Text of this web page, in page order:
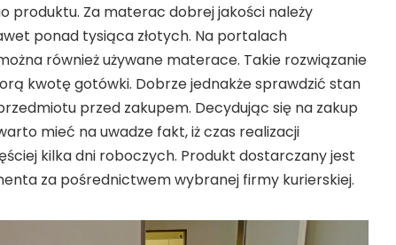
produktu. Za materac dobrej jakości należy
ponad tysiąca złotych. Na portalach
również używane materace. Takie rozwiązanie
kwotę gotówki. Dobrze jednakże sprawdzić stan
przed zakupem. Decydując się na zakup
mieć na uwadze fakt, iż czas realizacji
kilka dni roboczych. Produkt dostarczany jest
za pośrednictwem wybranej firmy kurierskiej.